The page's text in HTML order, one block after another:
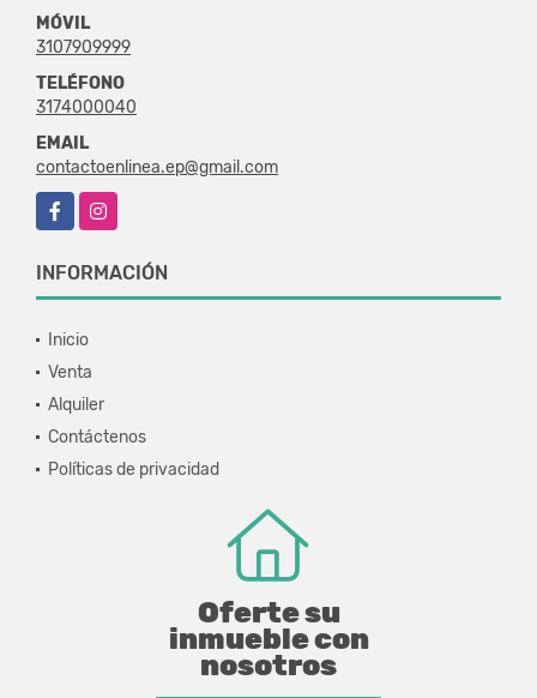
MÓVIL
3107909999
TELÉFONO
3174000040
EMAIL
contactoenlinea.ep@gmail.com
FacebookInstagram
INFORMACIÓN
Inicio
Venta
Alquiler
Contáctenos
Políticas de privacidad
Oferte su
inmueble con
nosotros